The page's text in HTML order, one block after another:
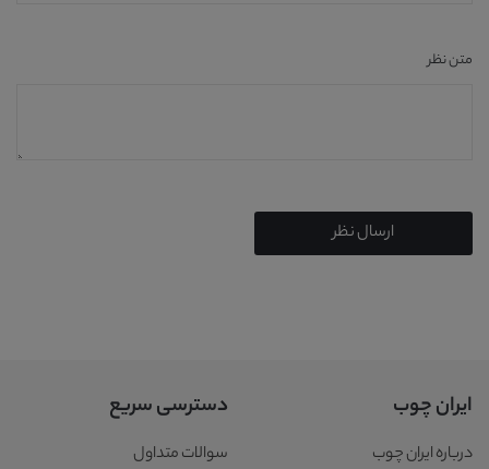
متن نظر
ارسال نظر
ایران چوب
درباره ایران چوب
دسترسی سریع
سوالات متداول